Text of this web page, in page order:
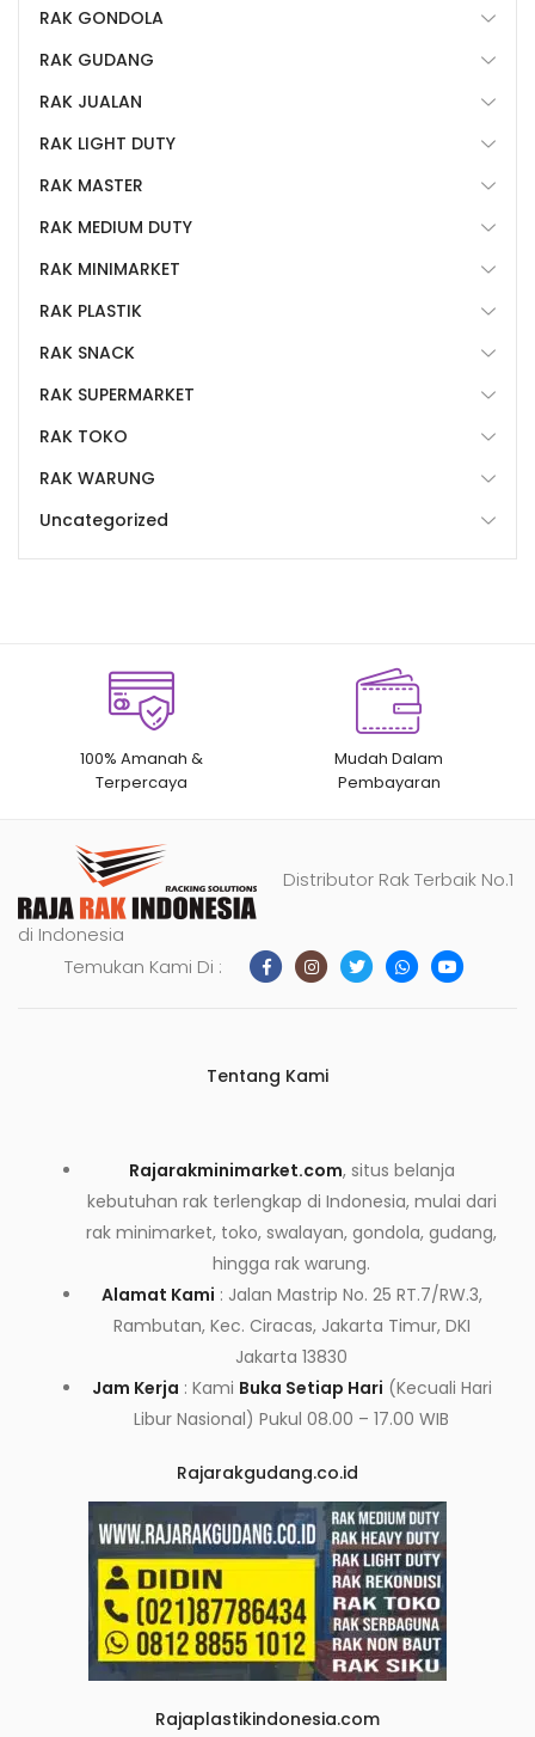
RAK GONDOLA
RAK GUDANG
RAK JUALAN
RAK LIGHT DUTY
RAK MASTER
RAK MEDIUM DUTY
RAK MINIMARKET
RAK PLASTIK
RAK SNACK
RAK SUPERMARKET
RAK TOKO
RAK WARUNG
Uncategorized
100% Amanah &
Terpercaya
Mudah Dalam
Pembayaran
Distributor Rak Terbaik No.1
di Indonesia
Temukan Kami Di :
Tentang Kami
Rajarakminimarket.com, situs belanja
kebutuhan rak terlengkap di Indonesia, mulai dari
rak minimarket, toko, swalayan, gondola, gudang,
hingga rak warung.
Alamat Kami : Jalan Mastrip No. 25 RT.7/RW.3,
Rambutan, Kec. Ciracas, Jakarta Timur, DKI
Jakarta 13830
Jam Kerja : Kami Buka Setiap Hari (Kecuali Hari
Libur Nasional) Pukul 08.00 – 17.00 WIB
Rajarakgudang.co.id
Rajaplastikindonesia.com